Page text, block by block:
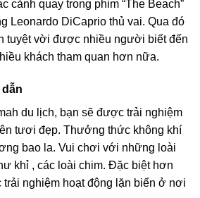
cảnh quay trong phim “The Beach”
Leonardo DiCaprio thủ vai. Qua đó
tuyệt vời được nhiều người biết đến
khách tham quan hơn nữa.
du lịch, bạn sẽ được trải nghiệm
tươi đẹp. Thưởng thức không khí
bao la. Vui chơi với những loài
khỉ , các loài chim. Đặc biệt hơn
nghiệm hoạt động lặn biển ở nơi